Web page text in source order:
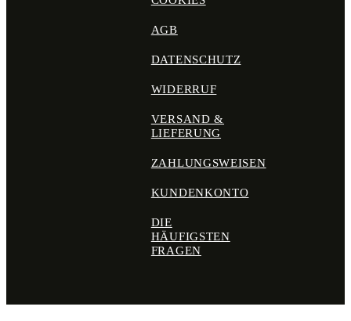
AGB
DATENSCHUTZ
WIDERRUF
VERSAND &
LIEFERUNG
ZAHLUNGSWEISEN
KUNDENKONTO
DIE
HÄUFIGSTEN
FRAGEN